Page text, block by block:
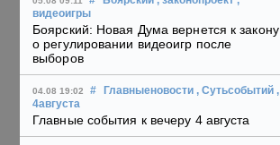
видеоигры
Боярский: Новая Дума вернется к закону
о регулировании видеоигр после
выборов
04.08 19:02 # Главныеновости , Сутьсобытий ,
4августа
Главные события к вечеру 4 августа